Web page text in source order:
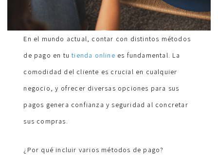
En el mundo actual, contar con distintos métodos
de pago en tutienda online es fundamental. La
comodidad del cliente es crucial en cualquier
negocio, y ofrecer diversas opciones para sus
pagos genera confianza y seguridad al concretar
sus compras.
¿Por qué incluir varios métodos de pago?